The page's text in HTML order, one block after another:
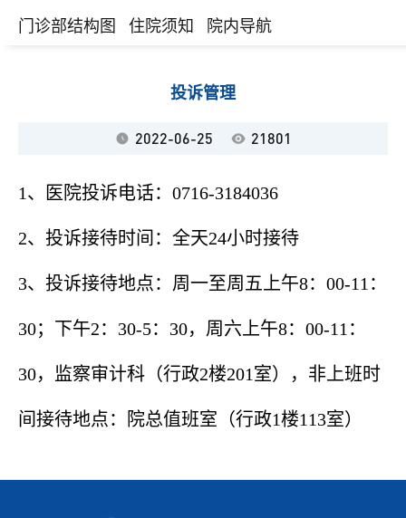
门诊部结构图 住院须知 院内导航
投诉管理
2022-06-25 21801
1、医院投诉电话：0716-3184036
2、投诉接待时间：全天24小时接待
3、投诉接待地点：周一至周五上午8：00-11：
30；下午2：30-5：30，周六上午8：00-11：
30，监察审计科（行政2楼201室），非上班时
间接待地点：院总值班室（行政1楼113室）